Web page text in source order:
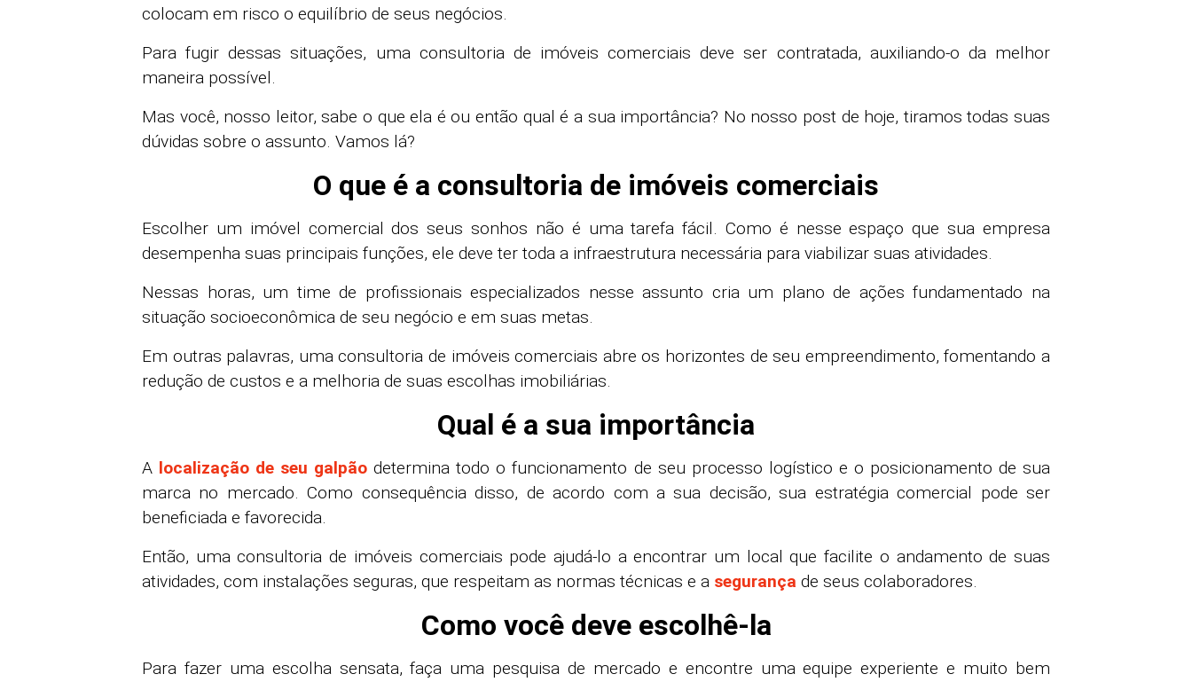
colocam em risco o equilíbrio de seus negócios.
Para fugir dessas situações, uma consultoria de imóveis comerciais deve ser contratada, auxiliando-o da melhor
maneira possível.
Mas você, nosso leitor, sabe o que ela é ou então qual é a sua importância? No nosso post de hoje, tiramos todas suas
dúvidas sobre o assunto. Vamos lá?
O que é a consultoria de imóveis comerciais
Escolher um imóvel comercial dos seus sonhos não é uma tarefa fácil. Como é nesse espaço que sua empresa
desempenha suas principais funções, ele deve ter toda a infraestrutura necessária para viabilizar suas atividades.
Nessas horas, um time de profissionais especializados nesse assunto cria um plano de ações fundamentado na
situação socioeconômica de seu negócio e em suas metas.
Em outras palavras, uma consultoria de imóveis comerciais abre os horizontes de seu empreendimento, fomentando a
redução de custos e a melhoria de suas escolhas imobiliárias.
Qual é a sua importância
A localização de seu galpão determina todo o funcionamento de seu processo logístico e o posicionamento de sua
marca no mercado. Como consequência disso, de acordo com a sua decisão, sua estratégia comercial pode ser
beneficiada e favorecida.
Então, uma consultoria de imóveis comerciais pode ajudá-lo a encontrar um local que facilite o andamento de suas
atividades, com instalações seguras, que respeitam as normas técnicas e a segurança de seus colaboradores.
Como você deve escolhê-la
Para fazer uma escolha sensata, faça uma pesquisa de mercado e encontre uma equipe experiente e muito bem